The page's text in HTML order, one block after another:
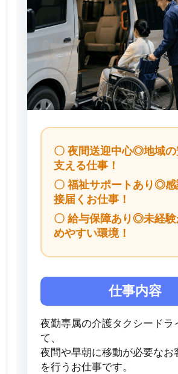
〇 夜間送迎中心◎地域の
支える仕事！
〇 福祉サポートあり◎感
接届くお仕事！
〇 給与保障あり◎未経験
めやすい環境！
仕事内容
夜勤専属の介護タクシードラ
て、
夜間や早朝に移動が必要なお
を行うお仕事です。